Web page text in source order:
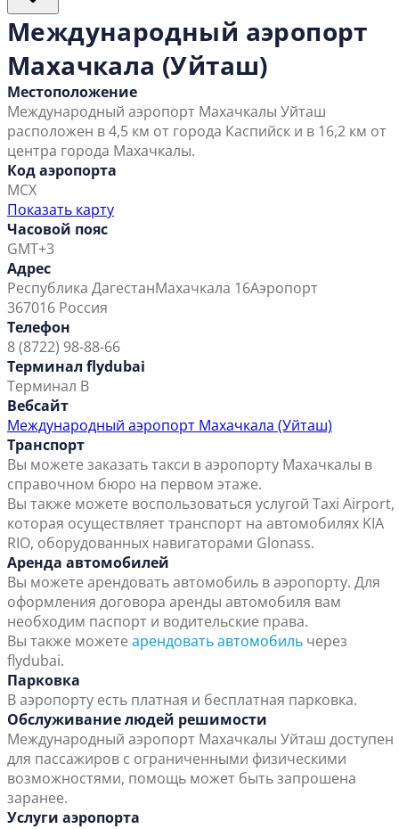
Международный аэропорт
Махачкала (Уйташ)
Местоположение
Международный аэропорт Махачкалы Уйташ
расположен в 4,5 км от города Каспийск и в 16,2 км от
центра города Махачкалы.
Код аэропорта
MCX
Показать карту
Часовой пояс
GMT+3
Адрес
Республика ДагестанМахачкала 16Аэропорт
367016 Россия
Телефон
8 (8722) 98-88-66
Терминал flydubai
Терминал B
Вебсайт
Международный аэропорт Махачкала (Уйташ)
Транспорт
Вы можете заказать такси в аэропорту Махачкалы в
справочном бюро на первом этаже.
Вы также можете воспользоваться услугой Taxi Airport,
которая осуществляет транспорт на автомобилях KIA
RIO, оборудованных навигаторами Glonass.
Аренда автомобилей
Вы можете арендовать автомобиль в аэропорту. Для
оформления договора аренды автомобиля вам
необходим паспорт и водительские права.
Вы также можете арендовать автомобиль через
flydubai.
Парковка
В аэропорту есть платная и бесплатная парковка.
Обслуживание людей решимости
Международный аэропорт Махачкалы Уйташ доступен
для пассажиров с ограниченными физическими
возможностями, помощь может быть запрошена
заранее.
Услуги аэропорта